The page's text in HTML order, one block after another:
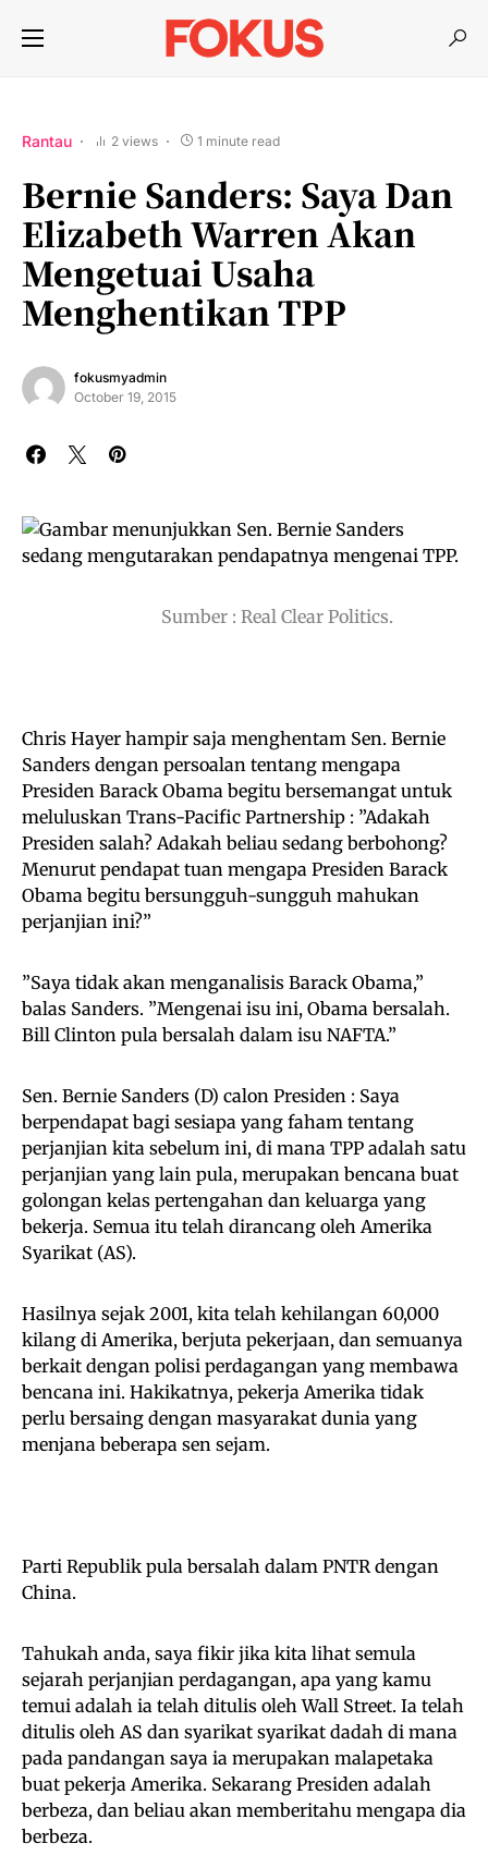
Rantau 2 views 1 minute read
Bernie Sanders: Saya Dan
Elizabeth Warren Akan
Mengetuai Usaha
Menghentikan TPP
fokusmyadmin
October 19, 2015
Sumber : Real Clear Politics.
Chris Hayer hampir saja menghentam Sen. Bernie
Sanders dengan persoalan tentang mengapa
Presiden Barack Obama begitu bersemangat untuk
meluluskan Trans-Pacific Partnership : ”Adakah
Presiden salah? Adakah beliau sedang berbohong?
Menurut pendapat tuan mengapa Presiden Barack
Obama begitu bersungguh-sungguh mahukan
perjanjian ini?”
”Saya tidak akan menganalisis Barack Obama,”
balas Sanders. ”Mengenai isu ini, Obama bersalah.
Bill Clinton pula bersalah dalam isu NAFTA.”
Sen. Bernie Sanders (D) calon Presiden : Saya
berpendapat bagi sesiapa yang faham tentang
perjanjian kita sebelum ini, di mana TPP adalah satu
perjanjian yang lain pula, merupakan bencana buat
golongan kelas pertengahan dan keluarga yang
bekerja. Semua itu telah dirancang oleh Amerika
Syarikat (AS).
Hasilnya sejak 2001, kita telah kehilangan 60,000
kilang di Amerika, berjuta pekerjaan, dan semuanya
berkait dengan polisi perdagangan yang membawa
bencana ini. Hakikatnya, pekerja Amerika tidak
perlu bersaing dengan masyarakat dunia yang
menjana beberapa sen sejam.
Parti Republik pula bersalah dalam PNTR dengan
China.
Tahukah anda, saya fikir jika kita lihat semula
sejarah perjanjian perdagangan, apa yang kamu
temui adalah ia telah ditulis oleh Wall Street. Ia telah
ditulis oleh AS dan syarikat syarikat dadah di mana
pada pandangan saya ia merupakan malapetaka
buat pekerja Amerika. Sekarang Presiden adalah
berbeza, dan beliau akan memberitahu mengapa dia
berbeza.